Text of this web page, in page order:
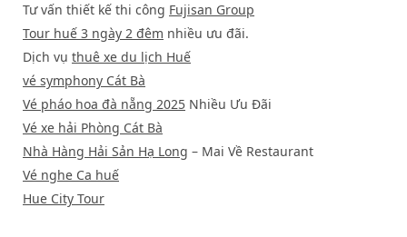
Tư vấn thiết kế thi công Fujisan Group
Tour huế 3 ngày 2 đêm nhiều ưu đãi.
Dịch vụ thuê xe du lịch Huế
vé symphony Cát Bà
Vé pháo hoa đà nẵng 2025 Nhiều Ưu Đãi
Vé xe hải Phòng Cát Bà
Nhà Hàng Hải Sản Hạ Long – Mai Về Restaurant
Vé nghe Ca huế
Hue City Tour